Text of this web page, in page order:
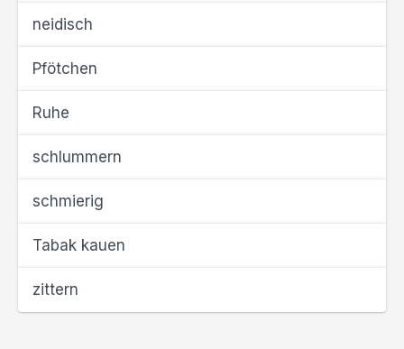
neidisch
Pfötchen
Ruhe
schlummern
schmierig
Tabak kauen
zittern